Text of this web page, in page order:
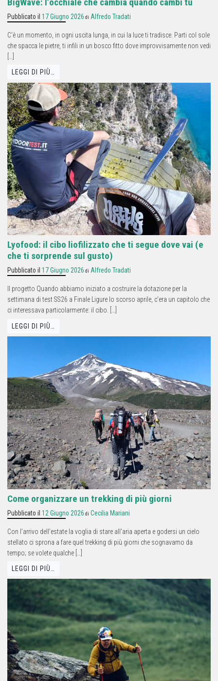
Pubblicato il 17 Giugno 2026 di Alfredo Tradati
C’è un momento, in ogni uscita lunga, in cui la luce ti tradisce. Parti col sole
che spacca le pietre, ti infili in un bosco fitto dove improvvisamente non vedi
LEGGI DI PIÙ…
Lyofood: il cibo liofilizzato che ti segue dove vai (e
che ti sorprende sul gusto)
Pubblicato il 17 Giugno 2026 di Alfredo Tradati
Il progetto Quando abbiamo iniziato a costruire la dotazione per la
settimana di test SS26 a Finale Ligure lo scorso aprile, c’era un capitolo che
ci interessava particolarmente: il cibo. […]
LEGGI DI PIÙ…
Come organizzare un trekking di più giorni
Pubblicato il 12 Giugno 2026 di Cecilia Mariani
Con l’arrivo dell’estate la voglia di stare all’aria aperta e godersi un cielo
stellato ci sprona a fare quel trekking di più giorni che sognavamo da
tempo; se volete qualche […]
LEGGI DI PIÙ…